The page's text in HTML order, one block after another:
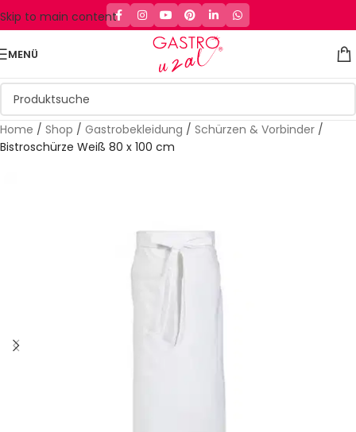
Skip to main content
MENÜ
Home / Shop / Gastrobekleidung / Schürzen & Vorbinder /
Bistroschürze Weiß 80 x 100 cm